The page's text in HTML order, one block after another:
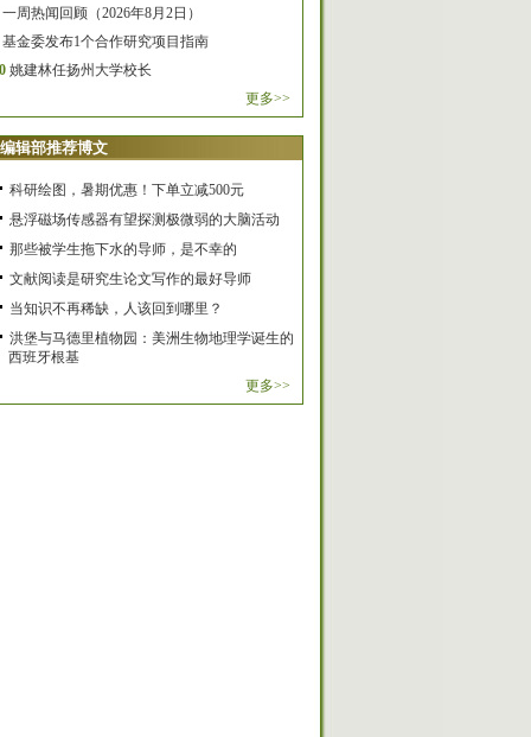
一周热闻回顾（2026年8月2日）
基金委发布1个合作研究项目指南
姚建林任扬州大学校长
更多>>
编辑部推荐博文
科研绘图，暑期优惠！下单立减500元
悬浮磁场传感器有望探测极微弱的大脑活动
那些被学生拖下水的导师，是不幸的
文献阅读是研究生论文写作的最好导师
当知识不再稀缺，人该回到哪里？
洪堡与马德里植物园：美洲生物地理学诞生的
西班牙根基
更多>>